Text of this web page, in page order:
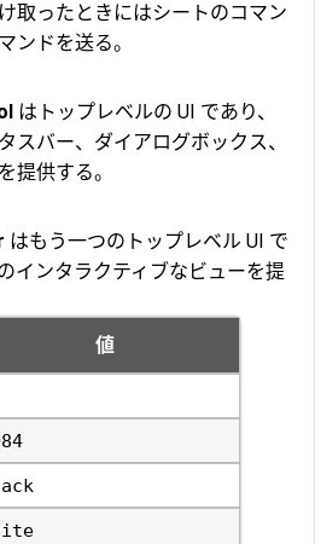
取ったときにはシートのコマン
ンドを送る。
はトップレベルの UI であり、
スバー、ダイアログボックス、
提供する。
はもう一つのトップレベル UI で
インタラクティブなビューを提
値